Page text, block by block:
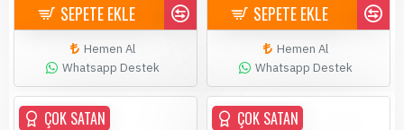
SEPETE EKLE
Hemen Al
Whatsapp Destek
SEPETE EKLE
Hemen Al
Whatsapp Destek
ÇOK SATAN ÇOK SATAN